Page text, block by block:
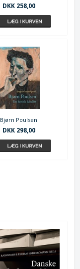
DKK 258,00
Bjørn Poulsen
DKK 298,00